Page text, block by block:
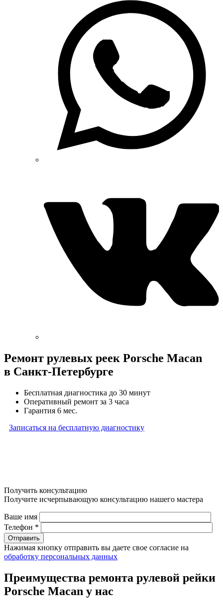
Ремонт рулевых реек Porsche Macan
в Санкт-Петербурге
Бесплатная диагностика до 30 минут
Оперативный ремонт за 3 часа
Гарантия 6 мес.
Записаться на бесплатную диагностику
Получить консультацию
Получите исчерпывающую консультацию нашего мастера
Ваше имя
Телефон *
Нажимая кнопку отправить вы даете свое согласие на
обработку персональных данных
Преимущества ремонта рулевой рейки
Porsche Macan у нас